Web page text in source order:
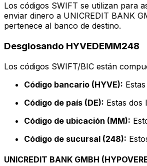
Los códigos SWIFT se utilizan para
enviar dinero a UNICREDIT BANK
pertenece al banco de destino.
Desglosando HYVEDEMM248
Los códigos SWIFT/BIC están
Código bancario (HYVE):
Código de país (DE): Estas dos
Código de ubicación (MM):
Código de sucursal (248):
UNICREDIT BANK GMBH